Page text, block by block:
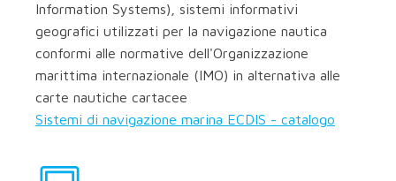
Information Systems), sistemi informativi
geografici utilizzati per la navigazione nautica
conformi alle normative dell'Organizzazione
marittima internazionale (IMO) in alternativa alle
carte nautiche cartacee
Sistemi di navigazione marina ECDIS - catalogo